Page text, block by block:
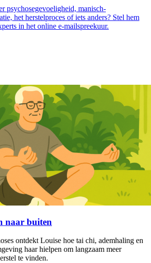
psychosegevoeligheid, manisch-
het herstelproces of iets anders? Stel hem
in het online e-mailspreekuur.
naar buiten
ontdekt Louise hoe tai chi, ademhaling en
haar hielpen om langzaam meer
te vinden.